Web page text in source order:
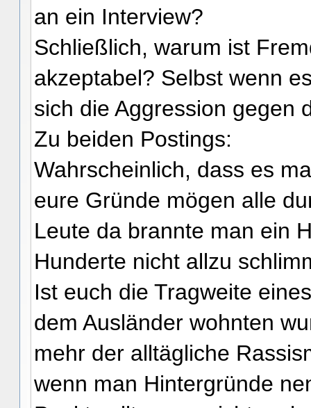
an ein Interview?
Schließlich, warum ist
akzeptabel? Selbst wenn
sich die Aggression gegen
Zu beiden Postings:
Wahrscheinlich, dass es
eure Gründe mögen alle
Leute da brannte man ein
Hunderte nicht allzu
Ist euch die Tragweite
dem Ausländer wohnten
mehr der alltägliche
wenn man Hintergründe